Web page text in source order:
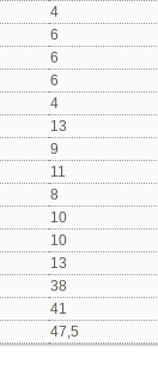
4
6
6
6
4
13
9
11
8
10
10
13
38
41
47,5